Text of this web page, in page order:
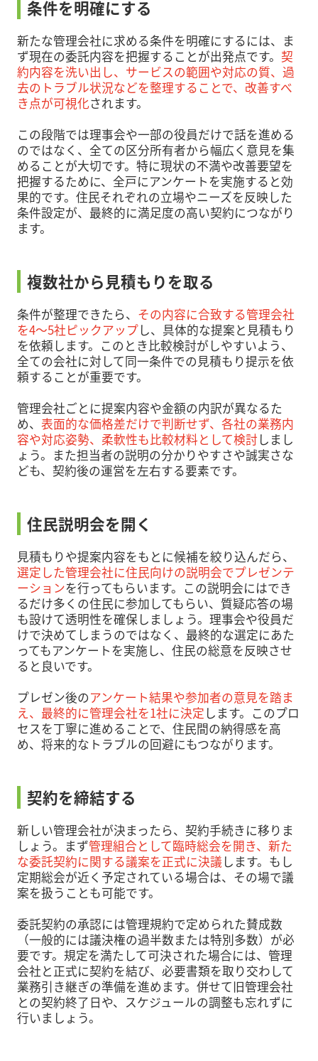
条件を明確にする
新たな管理会社に求める条件を明確にするには、ま
ず現在の委託内容を把握することが出発点です。 契
約内容を洗い出し、サービスの範囲や対応の質、過
去のトラブル状況などを整理することで、改善すべ
き点が可視化されます。
この段階では理事会や一部の役員だけで話を進める
のではなく、全ての区分所有者から幅広く意見を集
めることが大切です。特に現状の不満や改善要望を
把握するために、全戸にアンケートを実施すると効
果的です。住民それぞれの立場やニーズを反映した
条件設定が、最終的に満足度の高い契約につながり
ます。
複数社から見積もりを取る
条件が整理できたら、 その内容に合致する管理会社
を4～5社ピックアップし、具体的な提案と見積もり
を依頼します。このとき比較検討がしやすいよう、
全ての会社に対して同一条件での見積もり提示を依
頼することが重要です。
管理会社ごとに提案内容や金額の内訳が異なるた
め、 表面的な価格差だけで判断せず、各社の業務内
容や対応姿勢、柔軟性も比較材料として検討 しまし
ょう。また担当者の説明の分かりやすさや誠実さな
ども、契約後の運営を左右する要素です。
住民説明会を開く
見積もりや提案内容をもとに候補を絞り込んだら、
選定した管理会社に住民向けの説明会でプレゼンテ
ーションを行ってもらいます。この説明会にはでき
るだけ多くの住民に参加してもらい、質疑応答の場
も設けて透明性を確保しましょう。理事会や役員だ
けで決めてしまうのではなく、最終的な選定にあた
ってもアンケートを実施し、住民の総意を反映させ
ると良いです。
プレゼン後のアンケート結果や参加者の意見を踏ま
え、最終的に管理会社を1社に決定 します。このプロ
セスを丁寧に進めることで、住民間の納得感を高
め、将来的なトラブルの回避にもつながります。
契約を締結する
新しい管理会社が決まったら、契約手続きに移りま
しょう。まず管理組合として臨時総会を開き、新た
な委託契約に関する議案を正式に決議 します。もし
定期総会が近く予定されている場合は、その場で議
案を扱うことも可能です。
委託契約の承認には管理規約で定められた賛成数
（一般的には議決権の過半数または特別多数）が必
要です。規定を満たして可決された場合には、管理
会社と正式に契約を結び、必要書類を取り交わして
業務引き継ぎの準備を進めます。併せて旧管理会社
との契約終了日や、スケジュールの調整も忘れずに
行いましょう。